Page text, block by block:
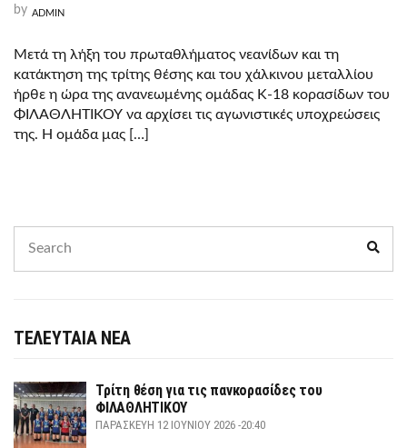
by ADMIN
Μετά τη λήξη του πρωταθλήματος νεανίδων και τη
κατάκτηση της τρίτης θέσης και του χάλκινου μεταλλίου
ήρθε η ώρα της ανανεωμένης ομάδας Κ-18 κορασίδων του
ΦΙΛΑΘΛΗΤΙΚΟΥ να αρχίσει τις αγωνιστικές υποχρεώσεις
της. Η ομάδα μας […]
for:
ΤΕΛΕΥΤΑΙΑ ΝΕΑ
Τρίτη θέση για τις πανκορασίδες του
ΦΙΛΑΘΛΗΤΙΚΟΥ
ΠΑΡΑΣΚΕΥΉ 12 ΙΟΥΝΊΟΥ 2026 -20:40